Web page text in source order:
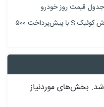
قیمت روز خودرو
ثبت‌نام جدید سایپا آغاز می‌شود؛ فروش کوئیک S با پیش‌پرداخت ۵۰۰
شد. بخش‌های موردنیاز